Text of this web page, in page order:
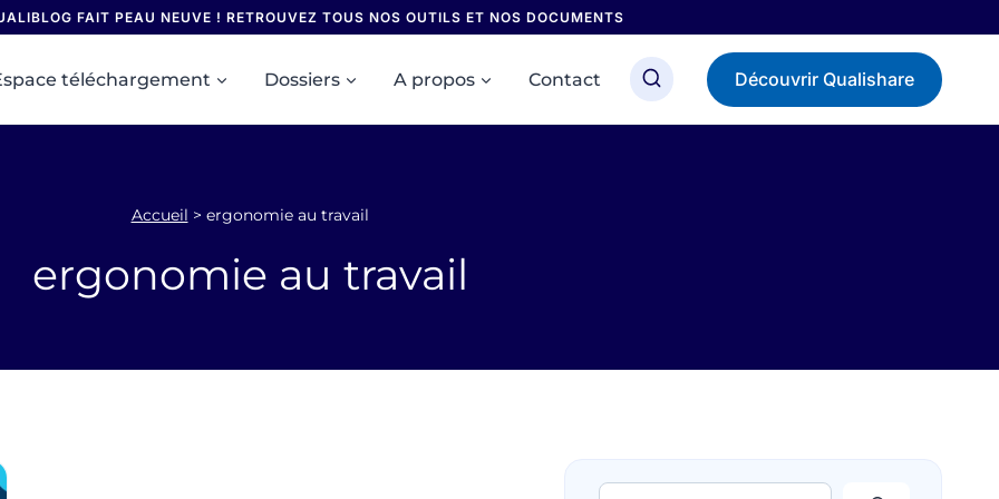
FAIT PEAU NEUVE ! RETROUVEZ TOUS NOS OUTILS ET NOS DOCUMENTS
téléchargement Dossiers A propos Contact Découvrir Qualishare
Accueil > ergonomie au travail
ergonomie au travail